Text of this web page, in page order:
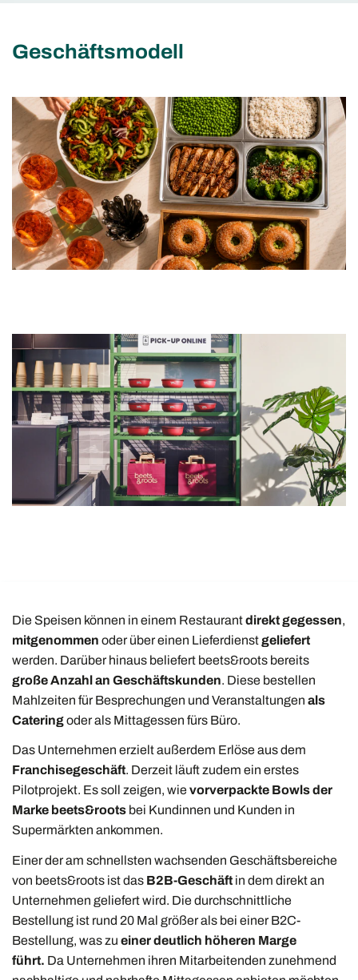
Geschäftsmodell
Die Speisen können in einem Restaurantdirekt gegessen,
mitgenommen oder über einen Lieferdienstgeliefert
werden. Darüber hinaus beliefert beets&roots bereits
große Anzahl an Geschäftskunden. Diese bestellen
Mahlzeiten für Besprechungen und Veranstaltungen als
Cateringoder als Mittagessen fürs Büro.
Das Unternehmen erzielt außerdem Erlöse aus dem
Franchisegeschäft. Derzeit läuft zudem ein erstes
Pilotprojekt. Es soll zeigen, wievorverpackte Bowls der
Marke beets&roots bei Kundinnen und Kunden in
Supermärkten ankommen.
Einer der am schnellsten wachsenden Geschäftsbereiche
von beets&roots ist das B2B-Geschäft in dem direkt an
Unternehmen geliefert wird. Die durchschnittliche
Bestellung ist rund 20 Mal größer als bei einer B2C-
Bestellung, was zu einer deutlich höheren Marge
führt. Da Unternehmen ihren Mitarbeitenden zunehmend